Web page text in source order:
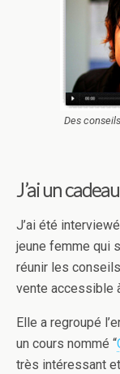
Des
J’ai un
J’ai été
jeune femme qui
réunir les
vente accessible
Elle a regroupé
un cours nommé “
très intéressant